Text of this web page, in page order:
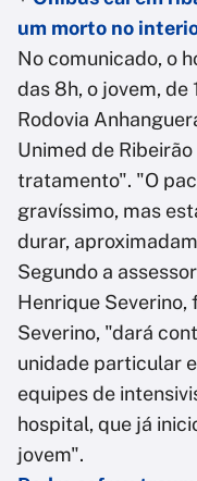
um morto no
No comunicado, o
das 8h, o jovem, de
Rodovia
Unimed de
tratamento". "O
gravíssimo, mas
durar,
Segundo a
Henrique
Severino, "dará
unidade particular
equipes de
hospital, que já
jovem".